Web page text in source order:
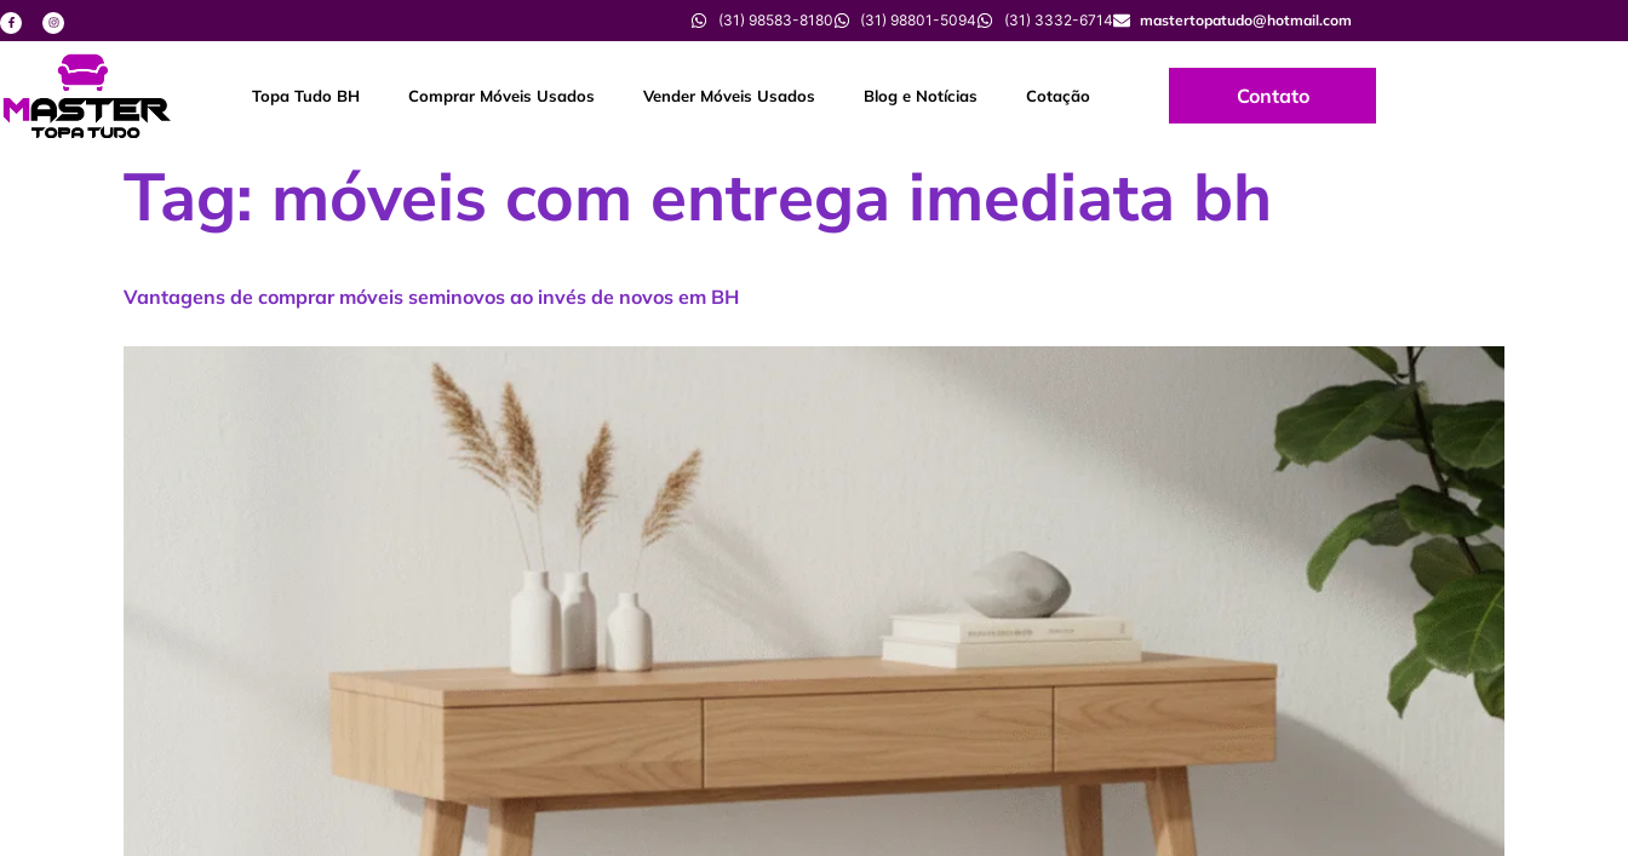
(31) 98583-8180 (31) 98801-5094 (31) 3332-6714 mastertopatudo@hotmail.com
Topa Tudo BH Comprar Móveis Usados Vender Móveis Usados Blog e Notícias Cotação Contato
Tag: móveis com entrega imediata bh
Vantagens de comprar móveis seminovos ao invés de novos em BH